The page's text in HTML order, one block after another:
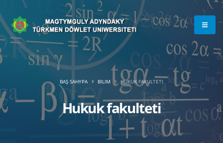
Hukuk fakulteti
BAŞ SAHYPA BILIM HUKUK FAKULTETI